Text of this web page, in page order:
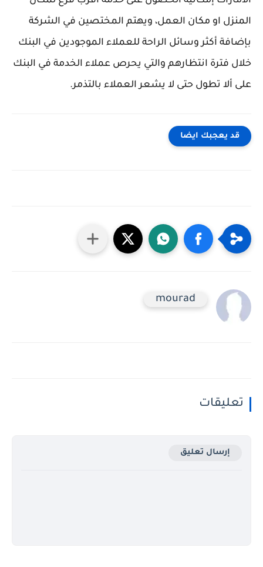
المنزل او مكان العمل، ويهتم المختصين في الشركة
بإضافة أكثر وسائل الراحة للعملاء الموجودين في البنك
خلال فترة انتظارهم والتي يحرص عملاء الخدمة في البنك
على ألا تطول حتى لا يشعر العملاء بالتذمر.
قد يعجبك ايضا
mourad
تعليقات
إرسال تعليق